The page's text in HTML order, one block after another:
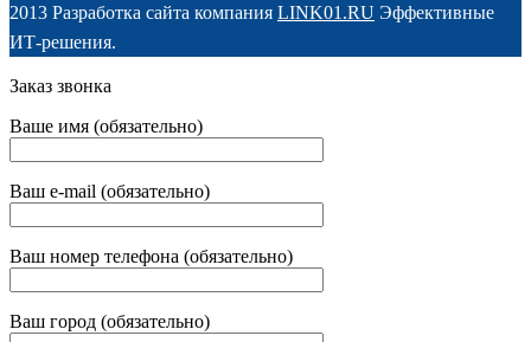
2013 Разработка сайта компания LINK01.RU Эффективные
ИТ-решения.
Заказ звонка
Ваше имя (обязательно)
Ваш e-mail (обязательно)
Ваш номер телефона (обязательно)
Ваш город (обязательно)